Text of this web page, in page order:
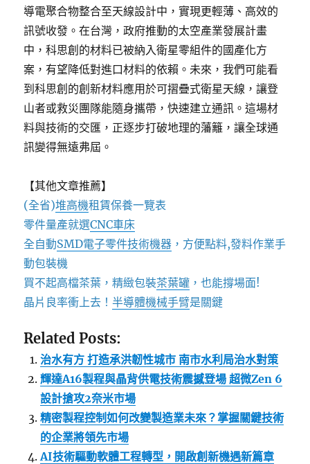
導電聚合物整合至天線設計中，實現更輕薄、高效的
訊號收發。在台灣，政府推動的太空產業發展計畫
中，科思創的材料已被納入衛星零組件的國產化方
案，有望降低對進口材料的依賴。未來，我們可能看
到科思創的創新材料應用於可摺疊式衛星天線，讓登
山者或救災團隊能隨身攜帶，快速建立通訊。這場材
料與技術的交匯，正逐步打破地理的藩籬，讓全球通
訊變得無遠弗屆。
【其他文章推薦】
(全省)堆高機租賃保養一覽表
零件量產就選CNC車床
全自動SMD電子零件技術機器 ，方便點料,發料作業手
動包裝機
買不起高檔茶葉，精緻包裝茶葉罐 ，也能撐場面!
晶片良率衝上去！半導體機械手臂是關鍵
Related Posts:
治水有方 打造承洪韌性城市 南市水利局治水對策
輝達A16製程與晶背供電技術震撼登場 超微Zen 6
設計搶攻2奈米市場
精密製程控制如何改變製造業未來？掌握關鍵技術
的企業將領先市場
AI技術驅動軟體工程轉型，開啟創新機遇新篇章